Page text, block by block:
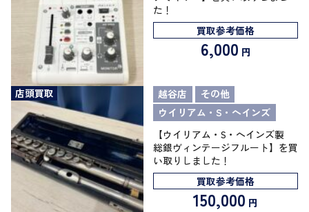
た！
買取参考価格
6,000 円
店頭買取 越谷店
その他
ウイリアム・S・ヘインズ
【ウイリアム・S・ヘインズ製
総銀ヴィンテージフルート】を買
い取りしました！
買取参考価格
150,000 円